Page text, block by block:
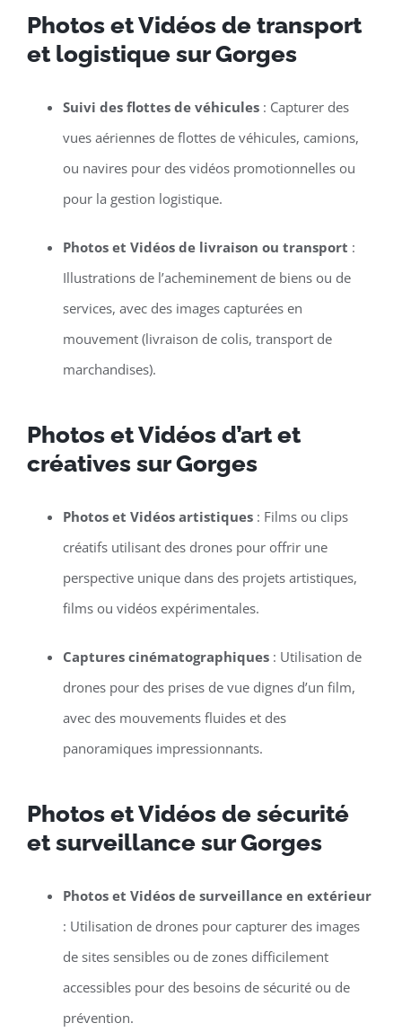
Photos et Vidéos de transport
et logistique sur Gorges
Suivi des flottes de véhicules: Capturer des
vues aériennes de flottes de véhicules, camions,
ou navires pour des vidéos promotionnelles ou
pour la gestion logistique.
Photos et Vidéos de livraison ou transport :
Illustrations de l’acheminement de biens ou de
services, avec des images capturées en
mouvement (livraison de colis, transport de
marchandises).
Photos et Vidéos d’art et
créatives sur Gorges
Photos et Vidéos artistiques: Films ou clips
créatifs utilisant des drones pour offrir une
perspective unique dans des projets artistiques,
films ou vidéos expérimentales.
Captures cinématographiques: Utilisation de
drones pour des prises de vue dignes d’un film,
avec des mouvements fluides et des
panoramiques impressionnants.
Photos et Vidéos de sécurité
et surveillance sur Gorges
Photos et Vidéos de surveillance en extérieur
: Utilisation de drones pour capturer des images
de sites sensibles ou de zones difficilement
accessibles pour des besoins de sécurité ou de
prévention.